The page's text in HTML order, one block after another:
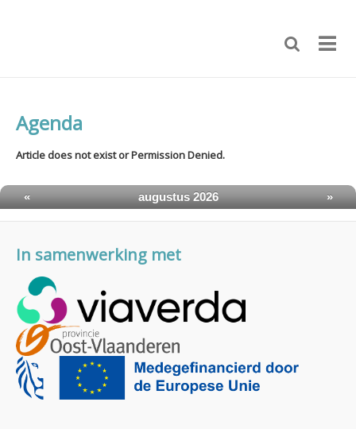
Agenda
Article does not exist or Permission Denied.
« augustus 2026 »
In samenwerking met